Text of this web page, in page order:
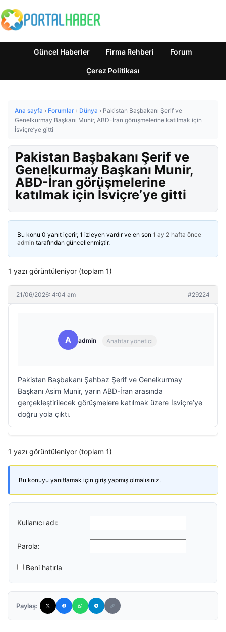
Güncel Haberler Firma Rehberi Forum
Çerez Politikası
Ana sayfa › Forumlar › Dünya › Pakistan Başbakanı Şerif ve
Genelkurmay Başkanı Munir, ABD-İran görüşmelerine katılmak için
İsviçre’ye gitti
Pakistan Başbakanı Şerif ve
Genelkurmay Başkanı Munir,
ABD-İran görüşmelerine
katılmak için İsviçre’ye gitti
Bu konu 0 yanıt içerir, 1 izleyen vardır ve en son 1 ay 2 hafta önce
admin tarafından güncellenmiştir.
1 yazı görüntüleniyor (toplam 1)
21/06/2026: 4:04 am #29224
A admin Anahtar yönetici
Pakistan Başbakanı Şahbaz Şerif ve Genelkurmay
Başkanı Asim Munir, yarın ABD-İran arasında
gerçekleştirilecek görüşmelere katılmak üzere İsviçre’ye
doğru yola çıktı.
1 yazı görüntüleniyor (toplam 1)
Bu konuyu yanıtlamak için giriş yapmış olmalısınız.
Kullanıcı adı:
Parola:
Beni hatırla
Paylaş: